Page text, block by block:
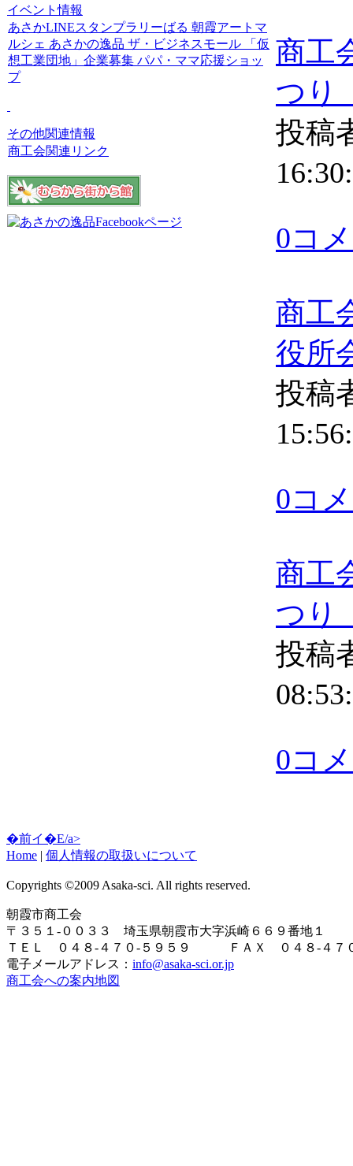
イベント情報
あさかLINEスタンプラリーばる 朝霞アートマ
ルシェ あさかの逸品 ザ・ビジネスモール
「仮
想工業団地」企業募集 パパ・ママ応援ショッ
プ
その他関連情報
商工会関連リンク
商工
つり
投稿
0コ
商工
役所
投稿
0コ
商工
つり
投稿
0コ
�前イ�E/a>
Home | 個人情報の取扱いについて
Copyrights ©2009 Asaka-sci. All rights reserved.
朝霞市商工会
〒３５１-００３３ 埼玉県朝霞市大字浜崎６６９番地１
ＴＥＬ ０４８-４７０-５９５９ ＦＡＸ ０４８-４７
電子メールアドレス： info@asaka-sci.or.jp
商工会への案内地図